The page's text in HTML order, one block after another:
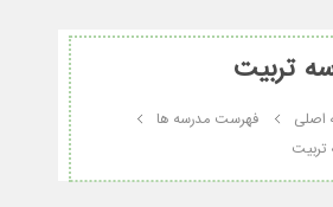
تربیت
فهرست مدرسه ها
تربیت